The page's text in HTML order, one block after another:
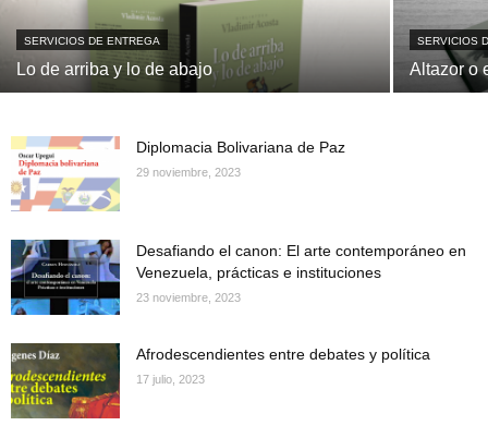
SERVICIOS DE ENTREGA
Lo de arriba y lo de abajo
SERVICIOS
Altazor o
Diplomacia Bolivariana de Paz
29 noviembre, 2023
Desafiando el canon: El arte contemporáneo en
Venezuela, prácticas e instituciones
23 noviembre, 2023
Afrodescendientes entre debates y política
17 julio, 2023